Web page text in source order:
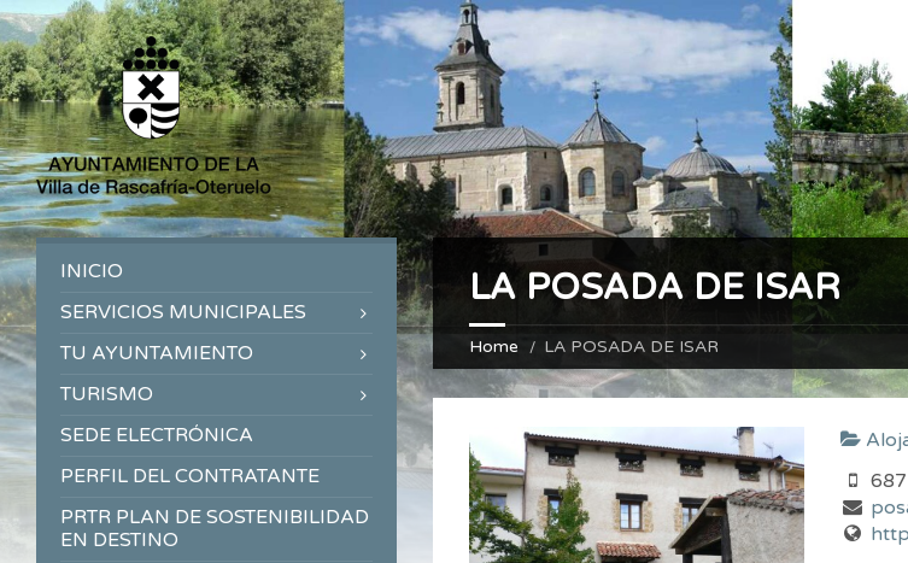
LA POSADA DE ISAR
Home LA POSADA DE ISAR
INICIO
SERVICIOS MUNICIPALES
TU AYUNTAMIENTO
TURISMO
SEDE ELECTRÓNICA
PERFIL DEL CONTRATANTE
PRTR PLAN DE SOSTENIBILIDAD
EN DESTINO